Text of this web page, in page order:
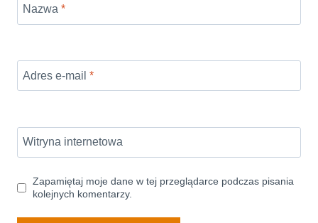
Nazwa *
Adres e-mail *
Witryna internetowa
Zapamiętaj moje dane w tej przeglądarce podczas pisania
kolejnych komentarzy.